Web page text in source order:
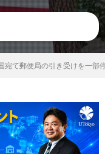
宛て郵便局の引き受けを一部